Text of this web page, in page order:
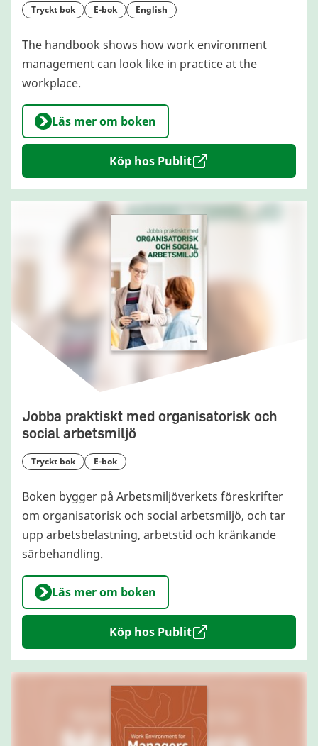
tryckt bok e-bok English
The handbook shows how work environment
management can look like in practice at the
workplace.
Läs mer om boken
Köp hos Publit
Jobba praktiskt med organisatorisk och
social arbetsmiljö
tryckt bok e-bok
Boken bygger på Arbetsmiljöverkets föreskrifter
om organisatorisk och social arbetsmiljö, och tar
upp arbetsbelastning, arbetstid och kränkande
särbehandling.
Läs mer om boken
Köp hos Publit